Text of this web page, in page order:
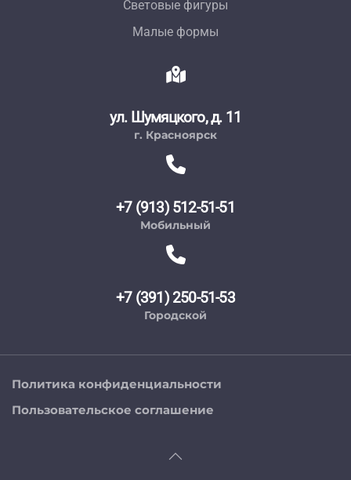
Световые фигуры
Малые формы
ул. Шумяцкого, д. 11
г. Красноярск
+7 (913) 512-51-51
Мобильный
+7 (391) 250-51-53
Городской
Политика конфиденциальности
Пользовательское соглашение